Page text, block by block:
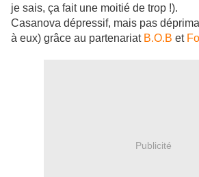
je sais, ça fait une moitié de trop !).
Casanova dépressif, mais pas
à eux) grâce au partenariat B.O.B et
Publicité